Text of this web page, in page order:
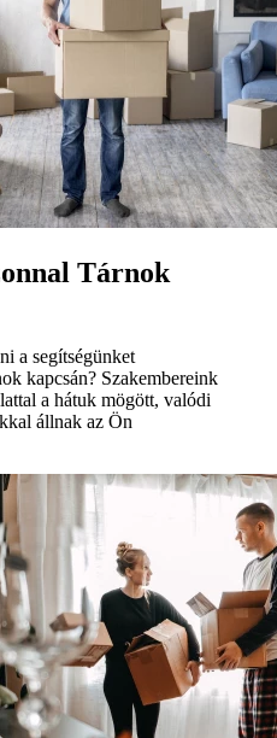
Tárnok
a segítségünket
kapcsán? Szakembereink
a hátuk mögött, valódi
állnak az Ön